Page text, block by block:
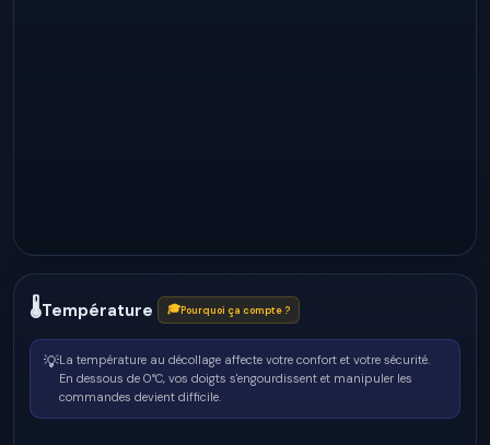
🌡Température 🎓Pourquoi ça compte ?
💡La température au décollage affecte votre confort et votre sécurité.
En dessous de 0°C, vos doigts s'engourdissent et manipuler les
commandes devient difficile.